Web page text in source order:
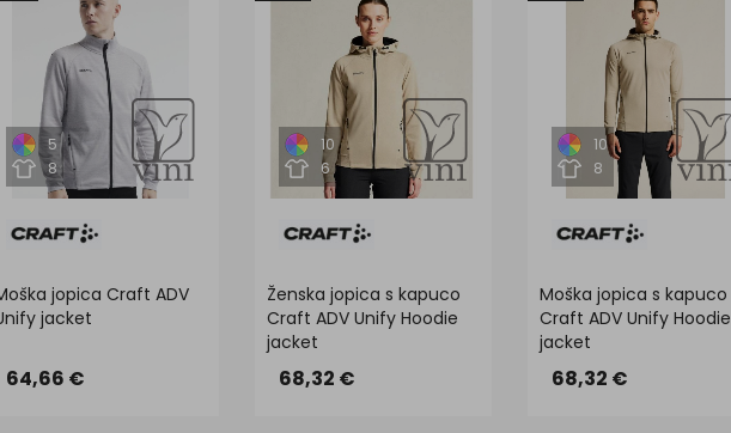
5
8
jopica Craft ADV
jacket
64,66 €
10
6
Ženska jopica s kapuco
Craft ADV Unify Hoodie
jacket
68,32 €
10
8
Moška jopica s kapuco
Craft ADV Unify Hoodie
jacket
68,32 €